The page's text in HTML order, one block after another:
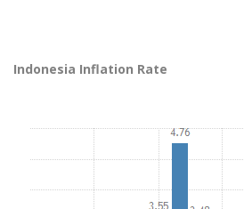
Indonesia Inflation Rate